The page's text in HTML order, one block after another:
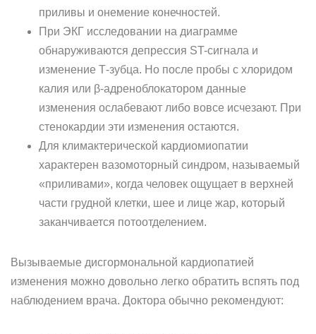
приливы и онемение конечностей.
При ЭКГ исследовании на диаграмме
обнаруживаются депрессия ST-сигнала и
изменение Т-зубца. Но после пробы с хлоридом
калия или β-адреноблокатором данные
изменения ослабевают либо вовсе исчезают. При
стенокардии эти изменения остаются.
Для климактерической кардиомиопатии
характерен вазомоторный синдром, называемый
«приливами», когда человек ощущает в верхней
части грудной клетки, шее и лице жар, который
заканчивается потоотделением.
Вызываемые дисгормональной кардиопатией
изменения можно довольно легко обратить вспять под
наблюдением врача. Доктора обычно рекомендуют: